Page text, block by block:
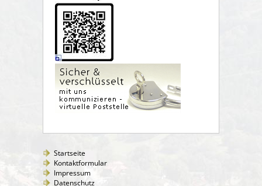
Startseite
Kontaktformular
Impressum
Datenschutz